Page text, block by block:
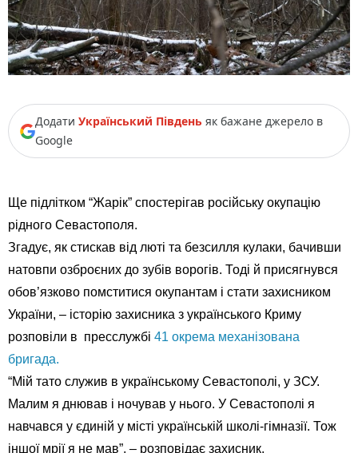
Додати Український Південь як бажане джерело в
Google
Ще підлітком “Жарік” спостерігав російську окупацію
рідного Севастополя.
Згадує, як стискав від люті та безсилля кулаки, бачивши
натовпи озброєних до зубів ворогів. Тоді й присягнувся
обов’язково помститися окупантам і стати захисником
України, – історію захисника з українського Криму
розповіли в пресслужбі 41 окрема механізована
бригада.
“Мій тато служив в українському Севастополі, у ЗСУ.
Малим я днював і ночував у нього. У Севастополі я
навчався у єдиній у місті українській школі-гімназії. Тож
іншої мрії я не мав”, – розповідає захисник.